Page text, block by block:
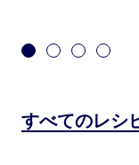
すべてのレシ